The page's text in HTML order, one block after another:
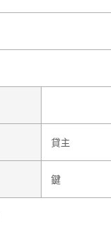
貸主
鍵